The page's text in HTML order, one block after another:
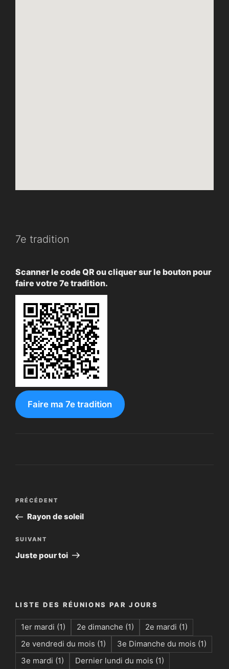
7e tradition
Scanner le code QR ou cliquer sur le bouton pour
faire votre 7e tradition.
Faire ma 7e tradition
Navigation
l’article
Article
précédent
PRÉCÉDENT
Rayon de soleil
Article
suivant
SUIVANT
Juste pour toi
LISTE DES RÉUNIONS PAR JOURS
1er mardi (1) 2e dimanche (1) 2e mardi (1)
2e vendredi du mois (1) 3e Dimanche du mois (1)
3e mardi (1) Dernier lundi du mois (1)